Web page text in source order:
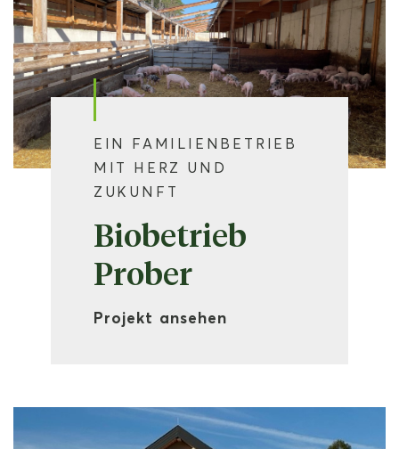
EIN FAMILIENBETRIEB
MIT HERZ UND
ZUKUNFT
Biobetrieb
Prober
Projekt ansehen